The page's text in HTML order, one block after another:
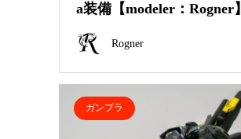
a装備【modeler：Rogner】
Rogner
ガンプラ